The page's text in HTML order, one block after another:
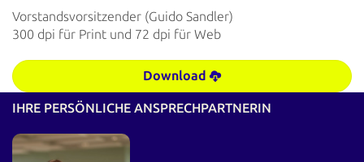
Vorstandsvorsitzender (Guido Sandler)
300 dpi für Print und 72 dpi für Web
Download
IHRE PERSÖNLICHE ANSPRECHPARTNERIN